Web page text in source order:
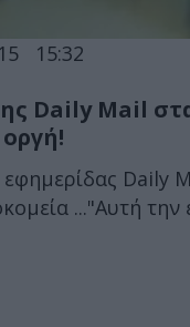
15:32
Daily Μail
Daily
..."Αυτή